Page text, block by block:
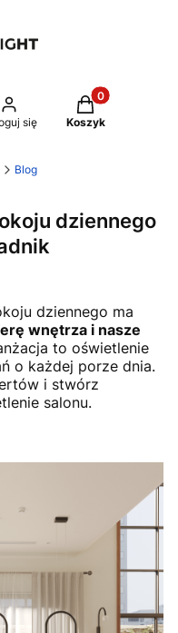
się
Produkty w
Koszyk
Blog
dziennego
dziennego ma
wnętrza i nasze
to oświetlenie
o każdej porze dnia.
i stwórz
salonu.